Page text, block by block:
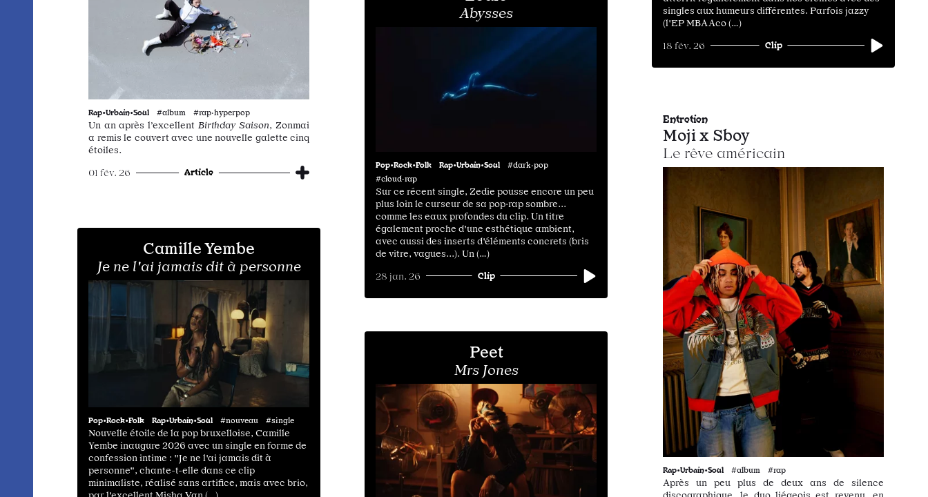
singles aux humeurs différentes. Parfois jazzy
(l'EP MBA Aco (…)
18 fév. 26 Clip
Rap•Urbain•Soul #album #rap·hyperpop
Un an après l’excellent Birthday Saison, Zonmai
a remis le couvert avec une nouvelle galette cinq
étoiles.
01 fév. 26 Article
Abysses
Pop•Rock•Folk Rap•Urbain•Soul
#dark·pop
#cloud·rap
Sur ce récent single, Zedie pousse encore un peu
plus loin le curseur de sa pop·rap sombre...
comme les eaux profondes du clip. Un titre
également proche d'une esthétique ambient,
avec aussi des inserts d'éléments concrets (bris
de vitre, vagues...). Un (…)
28 jan. 26 Clip
Entretien
Moji x Sboy
Le rêve américain
Rap•Urbain•Soul #album #rap
Après un peu plus de deux ans de silence
Camille Yembe
Je ne l'ai jamais dit à personne
Pop•Rock•Folk Rap•Urbain•Soul #nouveau #single
Nouvelle étoile de la pop bruxelloise, Camille
Yembe inaugure 2026 avec un single en forme de
confession intime : "Je ne l'ai jamais dit à
personne", chante-t-elle dans ce clip
minimaliste, réalisé sans artifice, mais avec brio,
Peet
Mrs Jones